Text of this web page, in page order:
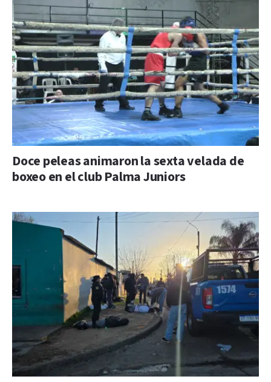
Doce peleas animaron la sexta velada de
boxeo en el club Palma Juniors